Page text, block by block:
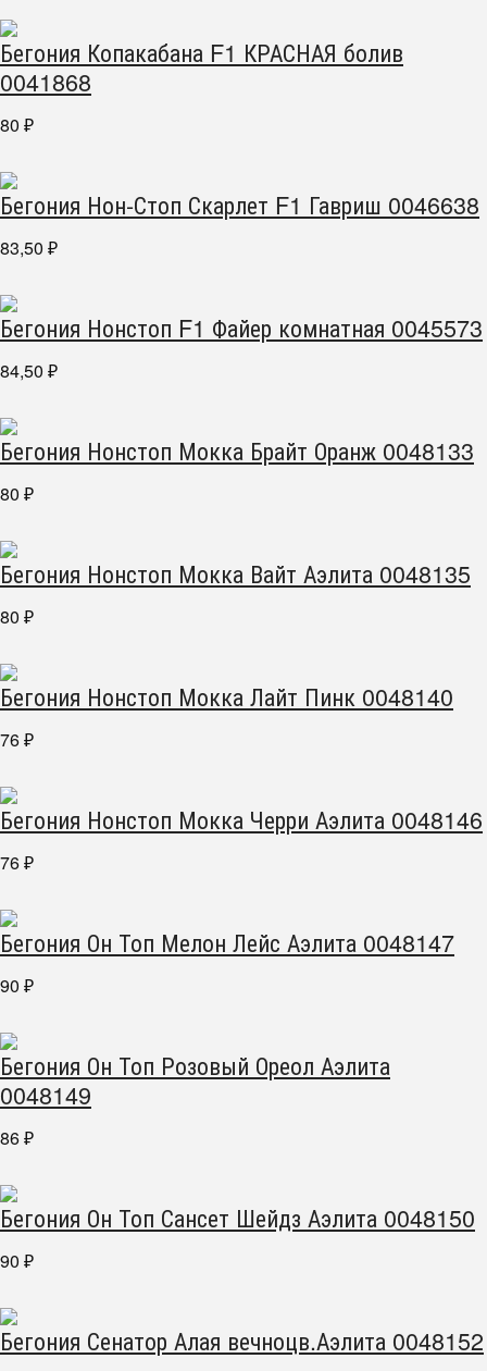
Бегония Копакабана F1 КРАСНАЯ болив
0041868
80 ₽
Бегония Нон-Стоп Скарлет F1 Гавриш 0046638
83,50 ₽
Бегония Нонстоп F1 Файер комнатная 0045573
84,50 ₽
Бегония Нонстоп Мокка Брайт Оранж 0048133
80 ₽
Бегония Нонстоп Мокка Вайт Аэлита 0048135
80 ₽
Бегония Нонстоп Мокка Лайт Пинк 0048140
76 ₽
Бегония Нонстоп Мокка Черри Аэлита 0048146
76 ₽
Бегония Он Топ Мелон Лейс Аэлита 0048147
90 ₽
Бегония Он Топ Розовый Ореол Аэлита
0048149
86 ₽
Бегония Он Топ Сансет Шейдз Аэлита 0048150
90 ₽
Бегония Сенатор Алая вечноцв.Аэлита 0048152